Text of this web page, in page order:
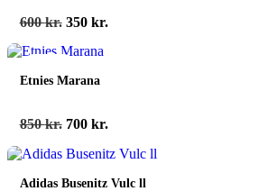
600kr. Den
pris
var:
350 kr.Den
Etnies Marana
850kr. Den
pris
var:
700 kr.Den
pris
er:
Adidas Busenitz Vulc ll